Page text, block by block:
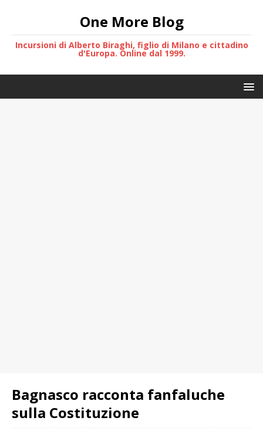
One More Blog
Incursioni di Alberto Biraghi, figlio di Milano e cittadino
d'Europa. Online dal 1999.
Bagnasco racconta fanfaluche
sulla Costituzione